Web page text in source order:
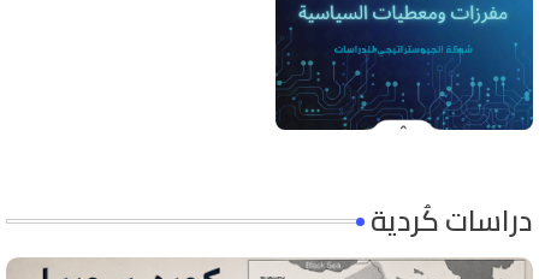
دراسات كُردية